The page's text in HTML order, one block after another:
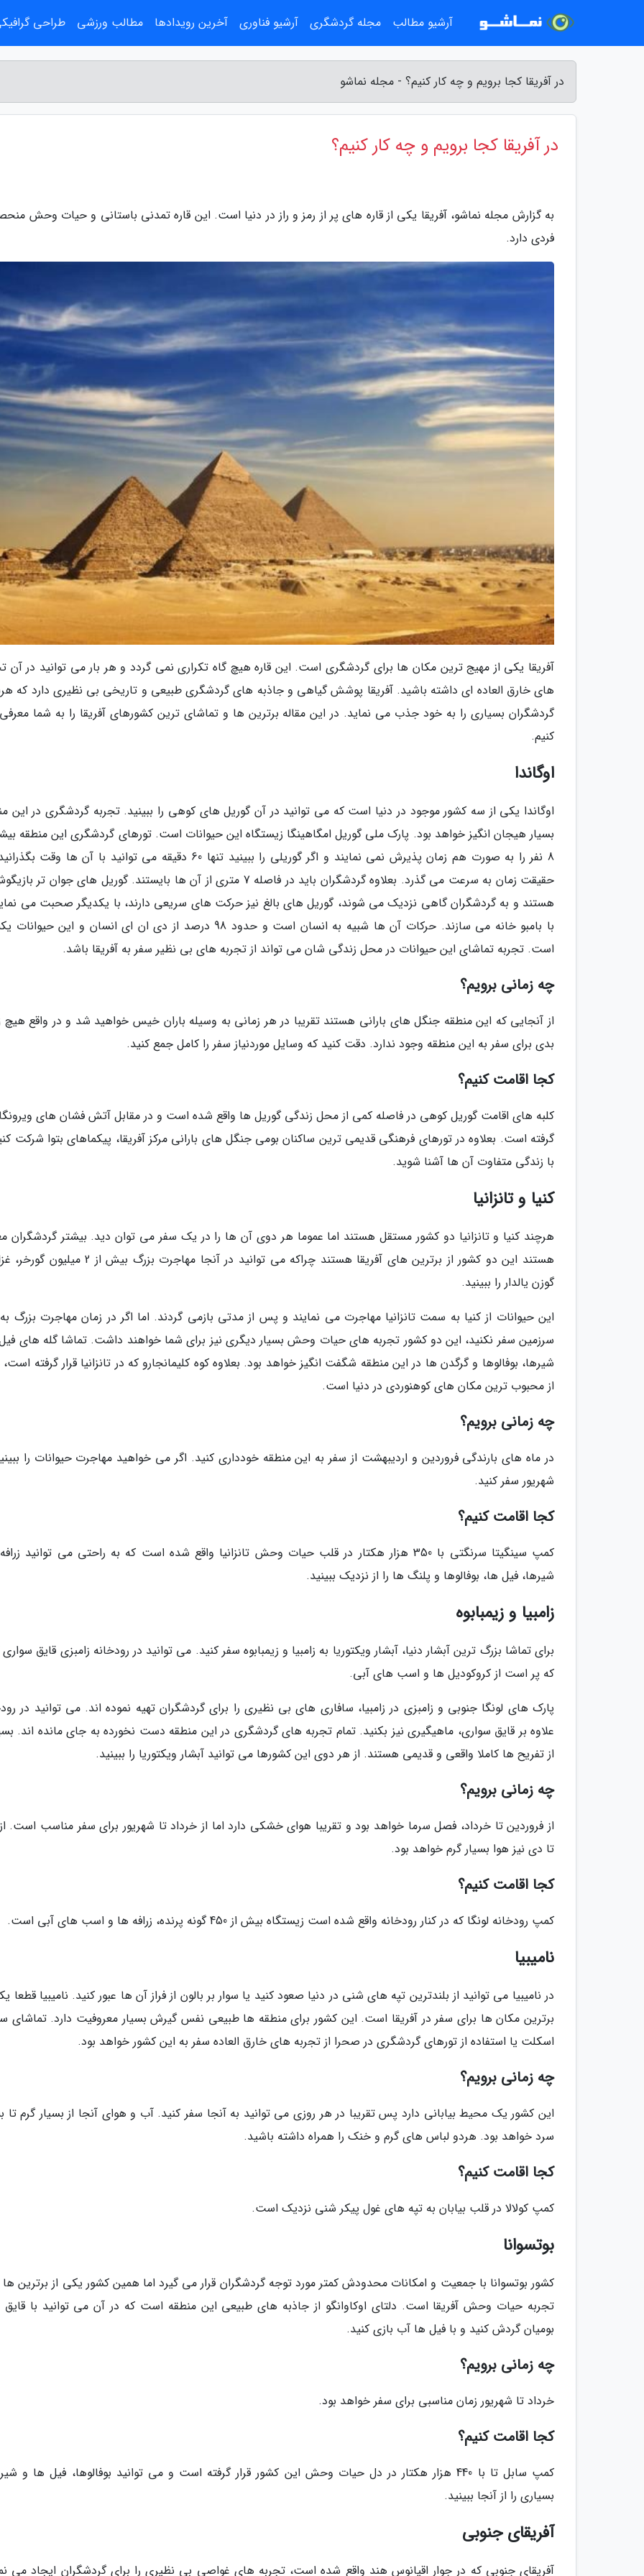
در آفریقا کجا برویم و چه کار کنیم؟ - مجله نماشو
در آفریقا کجا برویم و چه کار کنیم؟
به گزارش مجله نماشو، آفریقا یکی از قاره های پر از رمز و راز در دنیا است. این قاره تمدنی باستانی و حیات وحش
فردی دارد.
آفریقا یکی از مهیج ترین مکان ها برای گردشگری است. این قاره هیچ گاه تکراری نمی گردد و هر بار می توانید در آن
های خارق العاده ای داشته باشید. آفریقا پوشش گیاهی و جاذبه های گردشگری طبیعی و تاریخی بی نظیری دارد که
گردشگران بسیاری را به خود جذب می نماید. در این مقاله برترین ها و تماشای ترین کشورهای آفریقا را به شما
کنیم.
اوگاندا
اوگاندا یکی از سه کشور موجود در دنیا است که می توانید در آن گوریل های کوهی را ببینید. تجربه گردشگری در این
بسیار هیجان انگیز خواهد بود. پارک ملی گوریل امگاهینگا زیستگاه این حیوانات است. تورهای گردشگری این منطقه
8 نفر را به صورت هم زمان پذیرش نمی نمایند و اگر گوریلی را ببینید تنها 60 دقیقه می توانید با آن ها وقت
حقیقت زمان به سرعت می گذرد. بعلاوه گردشگران باید در فاصله 7 متری از آن ها بایستند. گوریل های جوان تر
هستند و به گردشگران گاهی نزدیک می شوند، گوریل های بالغ نیز حرکت های سریعی دارند، با یکدیگر صحبت می
با بامبو خانه می سازند. حرکات آن ها شبیه به انسان است و حدود 98 درصد از دی ان ای انسان و این
است. تجربه تماشای این حیوانات در محل زندگی شان می تواند از تجربه های بی نظیر سفر به آفریقا باشد.
چه زمانی برویم؟
از آنجایی که این منطقه جنگل های بارانی هستند تقریبا در هر زمانی به وسیله باران خیس خواهید شد و در واقع هیچ
بدی برای سفر به این منطقه وجود ندارد. دقت کنید که وسایل موردنیاز سفر را کامل جمع کنید.
کجا اقامت کنیم؟
کلبه های اقامت گوریل کوهی در فاصله کمی از محل زندگی گوریل ها واقع شده است و در مقابل آتش فشان های ویرونگا
گرفته است. بعلاوه در تورهای فرهنگی قدیمی ترین ساکنان بومی جنگل های بارانی مرکز آفریقا، پیکماهای بتوا شرکت
با زندگی متفاوت آن ها آشنا شوید.
کنیا و تانزانیا
هرچند کنیا و تانزانیا دو کشور مستقل هستند اما عموما هر دوی آن ها را در یک سفر می توان دید. بیشتر گردشگران
هستند این دو کشور از برترین های آفریقا هستند چراکه می توانید در آنجا مهاجرت بزرگ بیش
گوزن یالدار را ببینید.
این حیوانات از کنیا به سمت تانزانیا مهاجرت می نمایند و پس از مدتی بازمی گردند. اما اگر در زمان مهاجرت بزرگ
سرزمین سفر نکنید، این دو کشور تجربه های حیات وحش بسیار دیگری نیز برای شما خواهند داشت. تماشا گله های
شیرها، بوفالوها و گرگدن ها در این منطقه شگفت انگیز خواهد بود. بعلاوه کوه کلیمانجارو که در تانزانیا قرار گرفته
از محبوب ترین مکان های کوهنوردی در دنیا است.
چه زمانی برویم؟
در ماه های بارندگی فروردین و اردیبهشت از سفر به این منطقه خودداری کنید. اگر می خواهید مهاجرت حیوانات را
شهریور سفر کنید.
کجا اقامت کنیم؟
کمپ سینگیتا سرنگتی با 350 هزار هکتار در قلب حیات وحش تانزانیا واقع شده است که به راحتی می توانید
شیرها، فیل ها، بوفالوها و پلنگ ها را از نزدیک ببینید.
زامبیا و زیمبابوه
برای تماشا بزرگ ترین آبشار دنیا، آبشار ویکتوریا به زامبیا و زیمبابوه سفر کنید. می توانید در رودخانه زامبزی قایق سواری
که پر است از کروکودیل ها و اسب های آبی.
پارک های لونگا جنوبی و زامبزی در زامبیا، سافاری های بی نظیری را برای گردشگران تهیه نموده اند. می توانید در
علاوه بر قایق سواری، ماهیگیری نیز بکنید. تمام تجربه های گردشگری در این منطقه دست نخورده به جای مانده اند.
از تفریح ها کاملا واقعی و قدیمی هستند. از هر دوی این کشورها می توانید آبشار ویکتوریا را ببینید.
چه زمانی برویم؟
از فروردین تا خرداد، فصل سرما خواهد بود و تقریبا هوای خشکی دارد اما از خرداد تا شهریور برای سفر مناسب است.
تا دی نیز هوا بسیار گرم خواهد بود.
کجا اقامت کنیم؟
کمپ رودخانه لونگا که در کنار رودخانه واقع شده است زیستگاه بیش از 450 گونه پرنده، زرافه ها و اسب های آبی است.
نامیبیا
در نامیبیا می توانید از بلندترین تپه های شنی در دنیا صعود کنید یا سوار بر بالون از فراز آن ها عبور کنید. نامیبیا قطعا
برترین مکان ها برای سفر در آفریقا است. این کشور برای منطقه ها طبیعی نفس گیرش بسیار معروفیت دارد. تماشای
اسکلت یا استفاده از تورهای گردشگری در صحرا از تجربه های خارق العاده سفر به این کشور خواهد بود.
چه زمانی برویم؟
این کشور یک محیط بیابانی دارد پس تقریبا در هر روزی می توانید به آنجا سفر کنید. آب و هوای آنجا از بسیار گرم تا
سرد خواهد بود. هردو لباس های گرم و خنک را همراه داشته باشید.
کجا اقامت کنیم؟
کمپ کولالا در قلب بیابان به تپه های غول پیکر شنی نزدیک است.
بوتسوانا
کشور بوتسوانا با جمعیت و امکانات محدودش کمتر مورد توجه گردشگران قرار می گیرد اما همین کشور یکی از برترین ها
تجربه حیات وحش آفریقا است. دلتای اوکاوانگو از جاذبه های طبیعی این منطقه است که در آن می توانید با
بومیان گردش کنید و با فیل ها آب بازی کنید.
چه زمانی برویم؟
خرداد تا شهریور زمان مناسبی برای سفر خواهد بود.
کجا اقامت کنیم؟
کمپ سابل تا با 440 هزار هکتار در دل حیات وحش این کشور قرار گرفته است و می توانید بوفالوها، فیل ها و
بسیاری را از آنجا ببینید.
آفریقای جنوبی
آفریقای جنوبی که در جوار اقیانوس هند واقع شده است، تجربه های غواصی بی نظیری را برای گردشگران ایجاد می
آرشیو مطالب مجله گردشگری آرشیو فناوری آخرین رویدادها مطالب ورزشی طراحی